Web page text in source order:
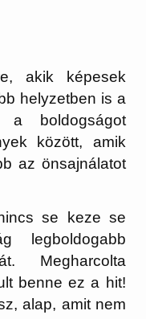
akik képesek
helyzetben is a
boldogságot
között, amik
az önsajnálatot
se keze se
Megharcolta
benne ez a hit!
alap, amit nem